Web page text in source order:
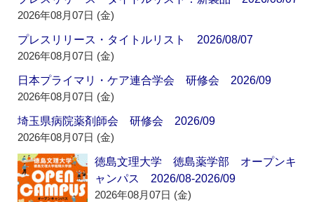
2026年08月07日 (金)
プレスリリース・タイトルリスト 2026/08/07
2026年08月07日 (金)
日本プライマリ・ケア連合学会 研修会 2026/09
2026年08月07日 (金)
埼玉県病院薬剤師会 研修会 2026/09
2026年08月07日 (金)
徳島文理大学 徳島薬学部 オープンキ
ャンパス 2026/08-2026/09
2026年08月07日 (金)